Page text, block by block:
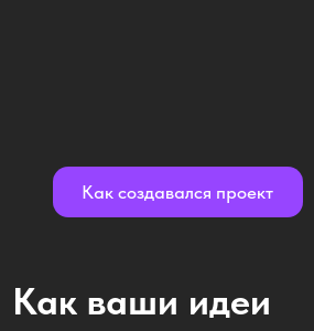
Как создавался проект